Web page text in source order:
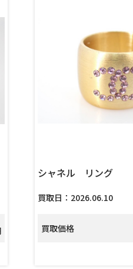
シャネル リング
買取日：2026.06.10
買取価格